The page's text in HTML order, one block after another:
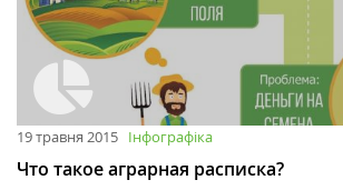
19 травня 2015 Інфографіка
Что такое аграрная расписка?